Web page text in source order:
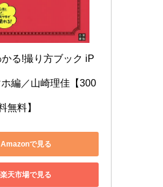
かる!撮り方ブック iP
編／山崎理佳【300
無料】
Amazonで見る
楽天市場で見る